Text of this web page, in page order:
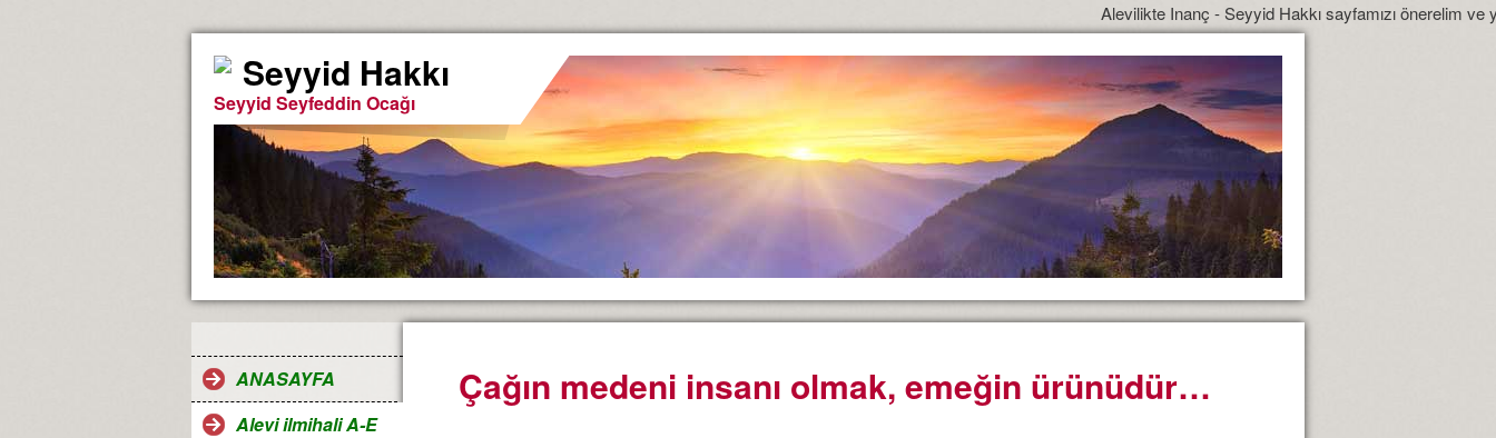
Alevilikte Inanç - Seyyid Hakkı sayfamızı önerelim ve
Seyyid Hakkı
Seyyid Seyfeddin Ocağı
ANASAYFA
Alevi ilmihali A-E
Çağın medeni insanı olmak, emeğin ürünüdür…